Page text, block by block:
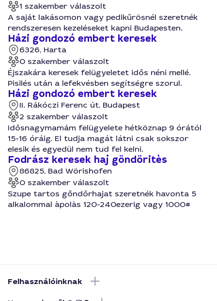
1 szakember válaszolt
A saját lakásomon vagy pedikűrösnél szeretnék
rendszeresen kezeléseket kapni Budapesten.
Házi gondozó embert keresek
6326, Harta
0 szakember válaszolt
Éjszakára keresek felügyeletet idős néni mellé.
Pisilés után a lefekvésben segítségre szorul.
Házi gondozó embert keresek
II. Rákóczi Ferenc út, Budapest
2 szakember válaszolt
Idősnagymamám felügyelete hétköznap 9 órától
15-16 óráig. El tudja magát látni csak sokszor
elesik és egyedül nem tud fel kelni.
Fodrász keresek haj göndöritès
86825, Bad Wörishofen
0 szakember válaszolt
Szupe tartos gőndőrhajat szeretnék havonta 5
alkalommal àpolàs 120-240ezerig vagy 1000#
Felhasználóinknak